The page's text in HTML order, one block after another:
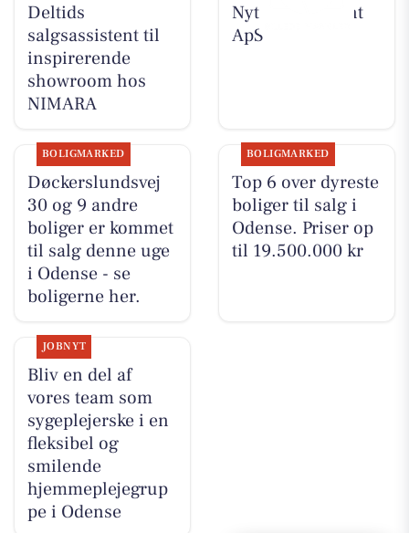
Deltids
salgsassistent til
inspirerende
showroom hos
NIMARA
Nyt fra Fairpaint
ApS
BOLIGMARKED
Døckerslundsvej
30 og 9 andre
boliger er kommet
til salg denne uge
i Odense - se
boligerne her.
BOLIGMARKED
Top 6 over dyreste
boliger til salg i
Odense. Priser op
til 19.500.000 kr
JOBNYT
Bliv en del af
vores team som
sygeplejerske i en
fleksibel og
smilende
hjemmeplejegrup
pe i Odense